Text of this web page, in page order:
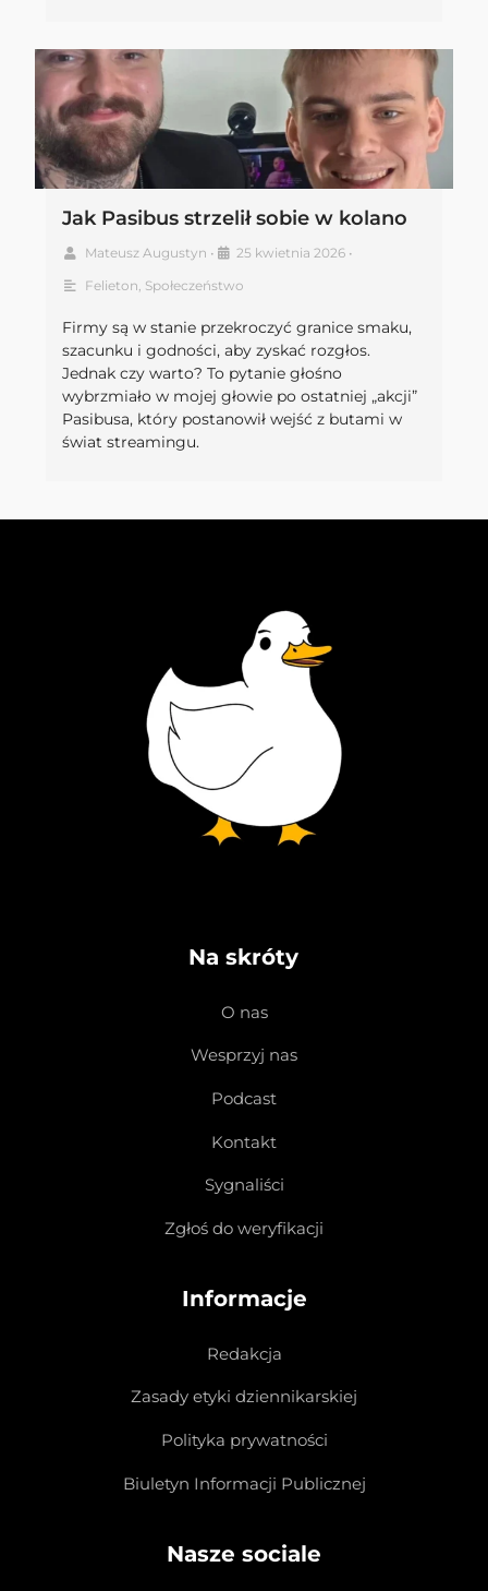
Jak Pasibus strzelił sobie w kolano
Mateusz Augustyn • 25 kwietnia 2026 •
Felieton Społeczeństwo
Firmy są w stanie przekroczyć granice smaku,
szacunku i godności, aby zyskać rozgłos.
Jednak czy warto? To pytanie głośno
wybrzmiało w mojej głowie po ostatniej „akcji”
Pasibusa, który postanowił wejść z butami w
świat streamingu.
Na skróty
O nas
Wesprzyj nas
Podcast
Kontakt
Sygnaliści
Zgłoś do weryfikacji
Informacje
Redakcja
Zasady etyki dziennikarskiej
Polityka prywatności
Biuletyn Informacji Publicznej
Nasze sociale